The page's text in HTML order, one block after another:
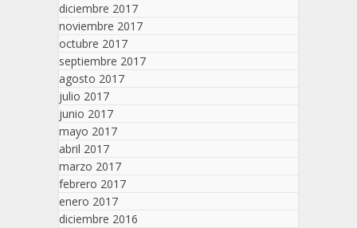
diciembre 2017
noviembre 2017
octubre 2017
septiembre 2017
agosto 2017
julio 2017
junio 2017
mayo 2017
abril 2017
marzo 2017
febrero 2017
enero 2017
diciembre 2016